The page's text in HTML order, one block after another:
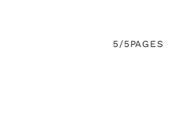
5/5PAGES